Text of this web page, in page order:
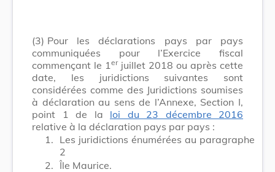
(3) Pour les déclarations pays par pays
communiquées pour l’Exercice fiscal
commençant le 1 erjuillet 2018 ou après cette
date, les juridictions suivantes sont
considérées comme des Juridictions soumises
à déclaration au sens de l’Annexe, Section I,
point 1 de la loi du 23 décembre 2016
relative à la déclaration pays par pays :
1. Les juridictions énumérées au paragraphe
2
2. Île Maurice.